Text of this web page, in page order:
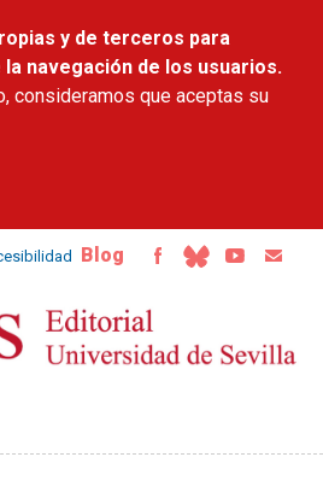
y de terceros para
navegación de los usuarios.
consideramos que aceptas su
Blog